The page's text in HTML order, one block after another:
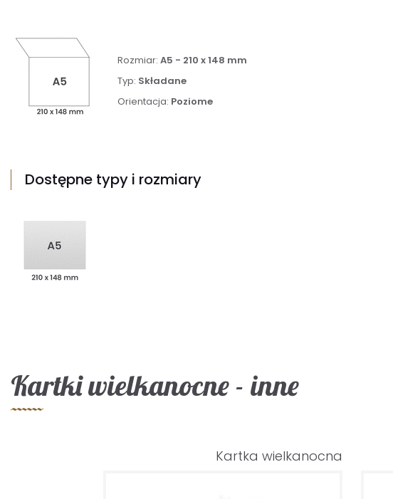
Rozmiar: A5 - 210 x 148 mm
Typ: Składane
Orientacja: Poziome
Dostępne typy i rozmiary
Kartki wielkanocne - inne
Kartka wielkanocna